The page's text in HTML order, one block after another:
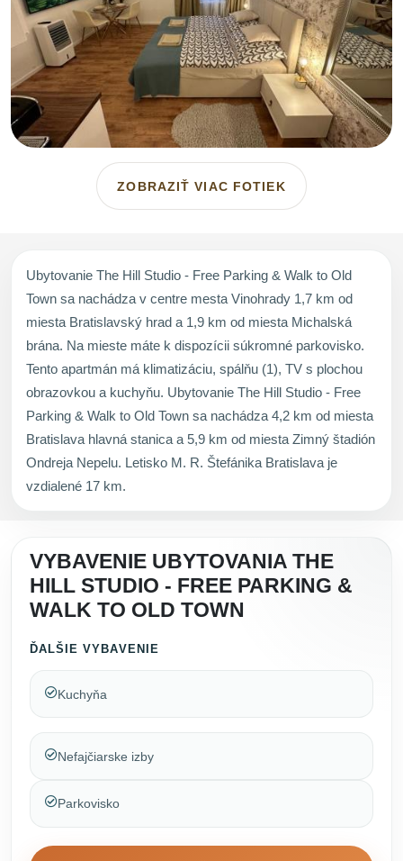
ZOBRAZIŤ VIAC FOTIEK
Ubytovanie The Hill Studio - Free Parking & Walk to Old
Town sa nachádza v centre mesta Vinohrady 1,7 km od
miesta Bratislavský hrad a 1,9 km od miesta Michalská
brána. Na mieste máte k dispozícii súkromné parkovisko.
Tento apartmán má klimatizáciu, spálňu (1), TV s plochou
obrazovkou a kuchyňu. Ubytovanie The Hill Studio - Free
Parking & Walk to Old Town sa nachádza 4,2 km od miesta
Bratislava hlavná stanica a 5,9 km od miesta Zimný štadión
Ondreja Nepelu. Letisko M. R. Štefánika Bratislava je
vzdialené 17 km.
VYBAVENIE UBYTOVANIA THE
HILL STUDIO - FREE PARKING &
WALK TO OLD TOWN
ĎALŠIE VYBAVENIE
Kuchyňa
Nefajčiarske izby
Parkovisko